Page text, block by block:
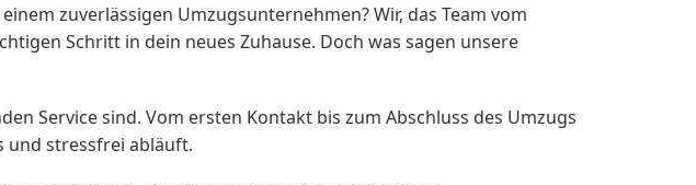
zuverlässigen Umzugsunternehmen? Wir, das Team vom
Schritt in dein neues Zuhause. Doch was sagen unsere
Service sind. Vom ersten Kontakt bis zum Abschluss des Umzugs
und stressfrei abläuft.